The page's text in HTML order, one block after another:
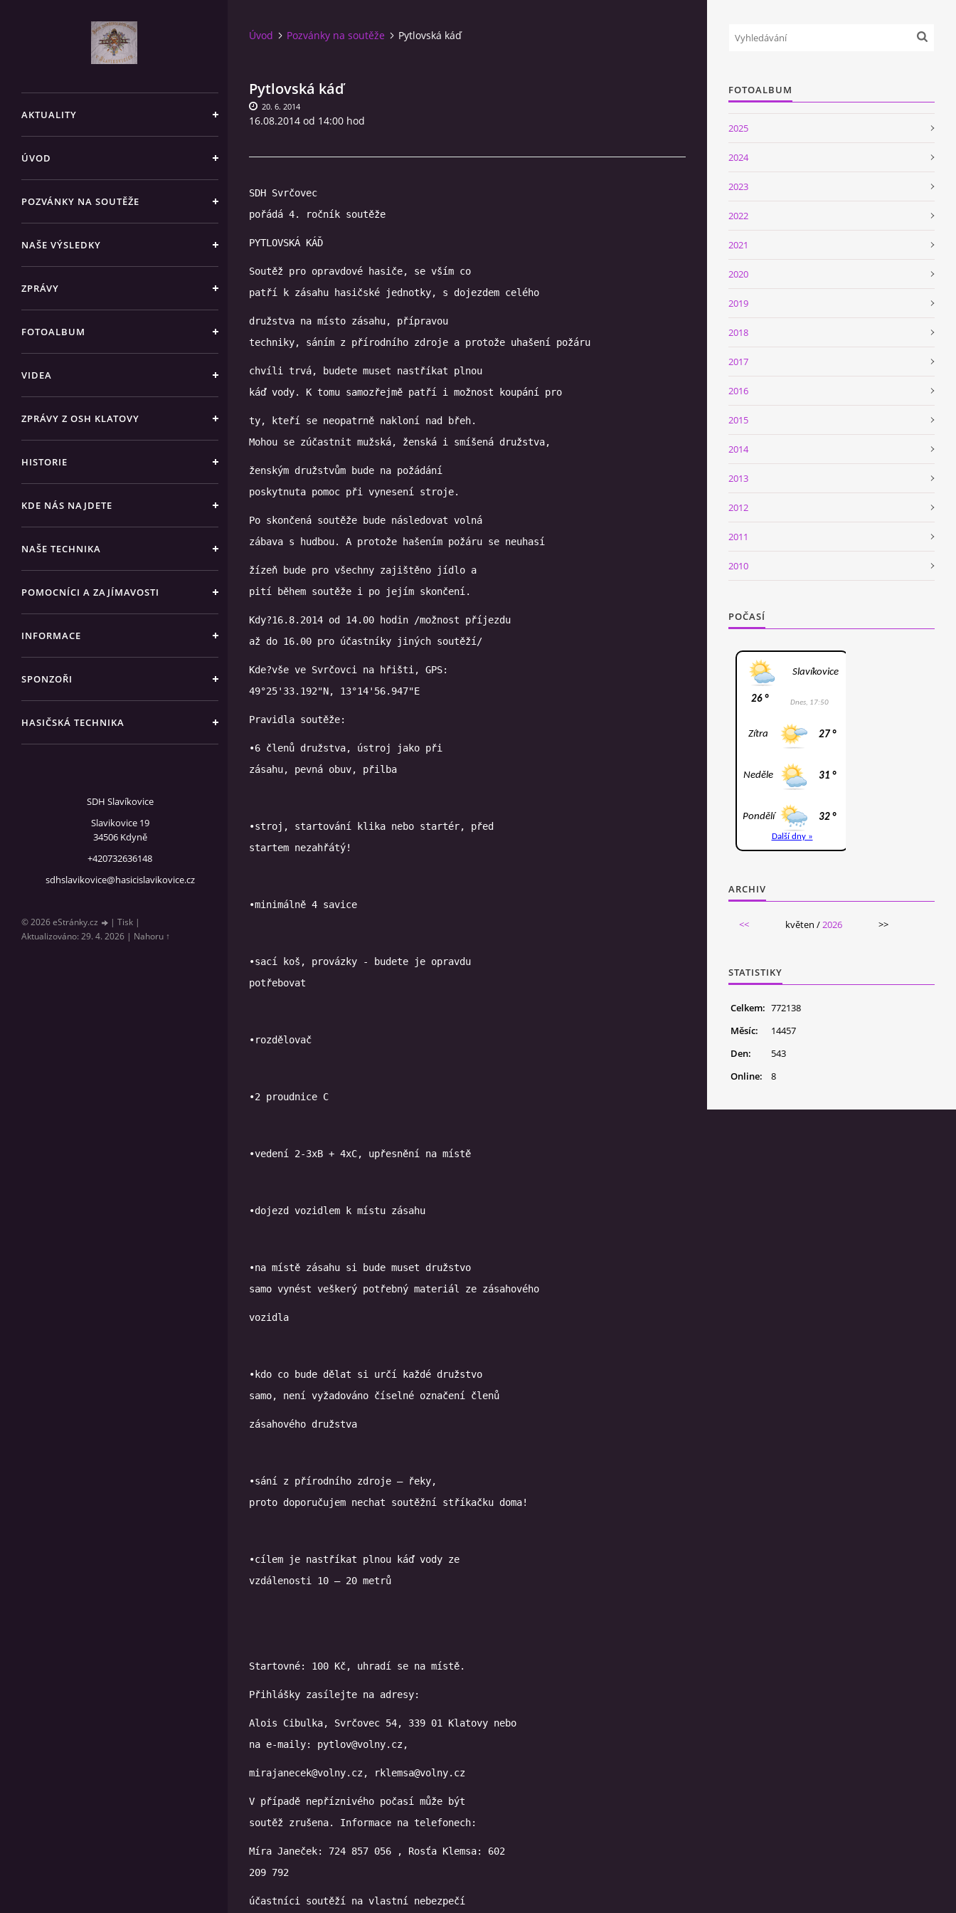
AKTUALITY
ÚVOD
POZVÁNKY NA SOUTĚŽE
NAŠE VÝSLEDKY
ZPRÁVY
FOTOALBUM
VIDEA
ZPRÁVY Z OSH KLATOVY
HISTORIE
KDE NÁS NAJDETE
NAŠE TECHNIKA
POMOCNÍCI A ZAJÍMAVOSTI
INFORMACE
SPONZOŘI
HASIČSKÁ TECHNIKA
SDH Slavíkovice
Slavikovice 19
34506 Kdyně
+420732636148
sdhslavikovice@hasicislavikovice.cz
© 2026 eStránky.cz | Tisk |
Aktualizováno: 29. 4. 2026 | Nahoru ↑
Úvod Pozvánky na soutěže Pytlovská káď
Pytlovská káď
16.08.2014 od 14:00 hod
20. 6. 2014
SDH Svrčovec
pořádá 4. ročník soutěže
PYTLOVSKÁ KÁĎ
Soutěž pro opravdové hasiče, se vším co
družstva na místo zásahu, přípravou
chvíli trvá, budete muset nastříkat plnou
ty, kteří se neopatrně nakloní nad břeh.
ženským družstvům bude na požádání
poskytnuta pomoc při vynesení stroje.
Po skončená soutěže bude následovat volná
žízeň bude pro všechny zajištěno jídlo a
pití během soutěže i po jejím skončení.
Kdy?16.8.2014 od 14.00 hodin /možnost příjezdu
až do 16.00 pro účastníky jiných soutěží/
Kde?vše ve Svrčovci na hřišti, GPS:
49°25'33.192"N, 13°14'56.947"E
Pravidla soutěže:
•6 členů družstva, ústroj jako při
•stroj, startování klika nebo startér, před
•sací koš, provázky - budete je opravdu
•vedení 2-3xB + 4xC, upřesnění na místě
•dojezd vozidlem k místu zásahu
•na místě zásahu si bude muset družstvo
•kdo co bude dělat si určí každé družstvo
•sání z přírodního zdroje – řeky,
proto doporučujem nechat soutěžní stříkačku doma!
•cílem je nastříkat plnou káď vody ze
vzdálenosti 10 – 20 metrů
Startovné: 100 Kč, uhradí se na místě.
Přihlášky zasílejte na adresy:
Alois Cibulka, Svrčovec 54, 339 01 Klatovy nebo
mirajanecek@volny.cz, rklemsa@volny.cz
V případě nepříznivého počasí může být
soutěž zrušena. Informace na telefonech:
Míra Janeček: 724 857 056 , Rosťa Klemsa: 602
209 792
účastníci soutěží na vlastní nebezpečí
FOTOALBUM
2025
2024
2023
2022
2021
2020
2019
2018
2017
2016
2015
2014
2013
2012
2011
2010
POČASÍ
ARCHIV
<< květen /2026 >>
STATISTIKY
Online: 8
Celkem: 772138
Měsíc:
14457
Den:
543